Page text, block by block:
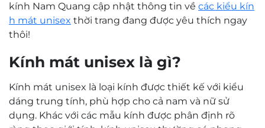
kính Nam Quang cập nhật thông tin về các kiểu kín
h mát unisex thời trang đang được yêu thích ngay
thôi!
Kính mát unisex là gì?
Kính mát unisex là loại kính được thiết kế với kiểu
dáng trung tính, phù hợp cho cả nam và nữ sử
dụng. Khác với các mẫu kính được phân định rõ